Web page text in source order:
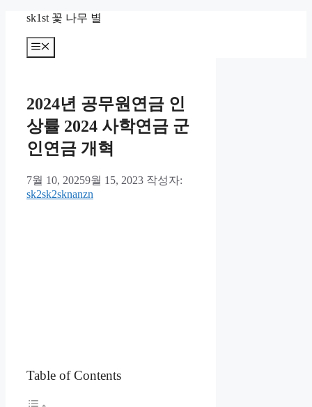
sk1st 꽃 나무 별
메
뉴
2024년 공무원연금 인
상률 2024 사학연금 군
인연금 개혁
7월 10, 20259월 15, 2023 작성자:
sk2sk2sknanzn
Table of Contents